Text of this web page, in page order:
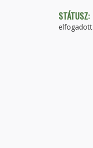
STÁTUSZ:
elfogadott